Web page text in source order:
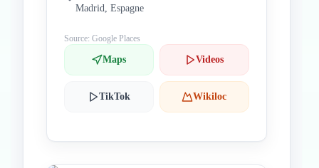
Madrid, Espagne
Source: Google Places
Maps Videos
TikTok Wikiloc